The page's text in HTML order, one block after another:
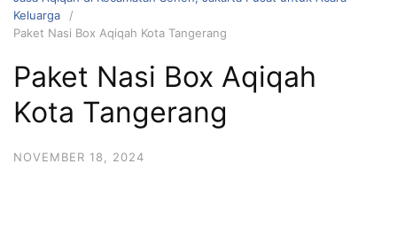
Keluarga
Paket Nasi Box Aqiqah Kota Tangerang
Paket Nasi Box Aqiqah
Kota Tangerang
NOVEMBER 18, 2024